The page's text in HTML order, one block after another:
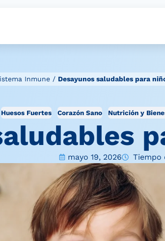
Inmune / Desayunos saludables para
Huesos Fuertes Corazón Sano Nutrición y
mayo 19, 2026 Tiempo